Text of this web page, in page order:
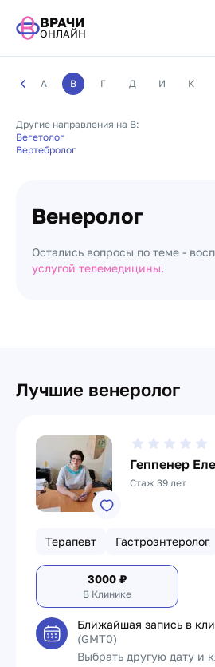
ВРАЧИ
ОНЛАЙН
А В Г Д И К
Другие направления на В:
Вегетолог
Вертебролог
Венеролог
Остались вопросы по теме -
услугой телемедицины.
Лучшие венеролог
Геппенер
Стаж 39 лет
Терапевт Гастроэнтеролог
3000 ₽
В Клинике
Ближайшая запись в
(GMT0)
Выбрать другую дату и